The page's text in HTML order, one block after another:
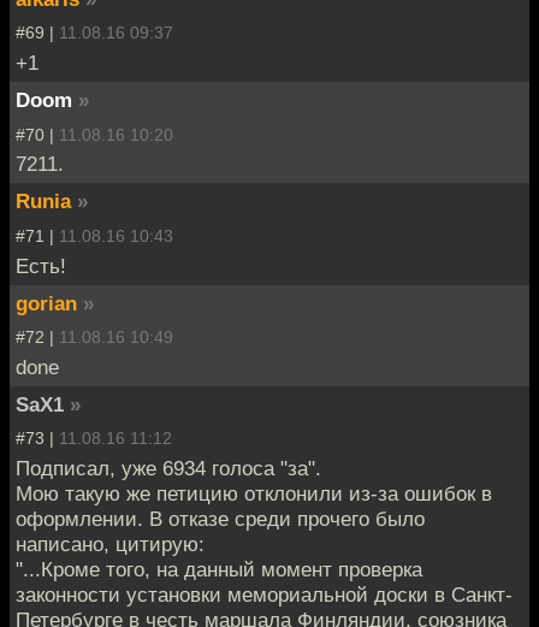
#69 | 11.08.16 09:37
+1
Doom »
#70 | 11.08.16 10:20
7211.
Runia »
#71 | 11.08.16 10:43
Есть!
gorian »
#72 | 11.08.16 10:49
done
SaX1 »
#73 | 11.08.16 11:12
Подписал, уже 6934 голоса "за".
Мою такую же петицию отклонили из-за ошибок в
оформлении. В отказе среди прочего было
написано, цитирую:
"...Кроме того, на данный момент проверка
законности установки мемориальной доски в Санкт-
Петербурге в честь маршала Финляндии, союзника